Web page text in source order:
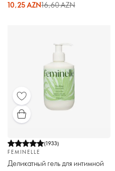
защиты Activelle
10,25 AZN16,60 AZN
(1933)
FEMINELLE
Деликатный гель для интимной